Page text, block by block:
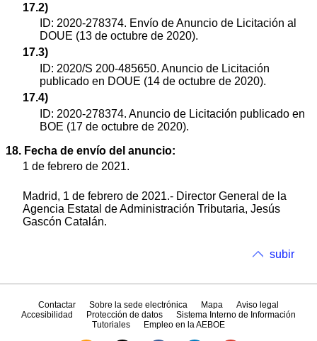
17.2)
ID: 2020-278374. Envío de Anuncio de Licitación al
DOUE (13 de octubre de 2020).
17.3)
ID: 2020/S 200-485650. Anuncio de Licitación
publicado en DOUE (14 de octubre de 2020).
17.4)
ID: 2020-278374. Anuncio de Licitación publicado en
BOE (17 de octubre de 2020).
18. Fecha de envío del anuncio:
1 de febrero de 2021.
Madrid, 1 de febrero de 2021.- Director General de la
Agencia Estatal de Administración Tributaria, Jesús
Gascón Catalán.
subir
Contactar Sobre la sede electrónica Mapa
Aviso legal
Accesibilidad
Protección de datos
Sistema Interno de Información
Tutoriales
Empleo en la AEBOE